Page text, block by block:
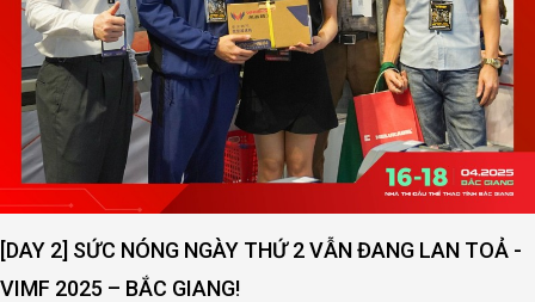
[DAY 2] SỨC NÓNG NGÀY THỨ 2 VẪN ĐANG LAN TOẢ -
VIMF 2025 – BẮC GIANG!